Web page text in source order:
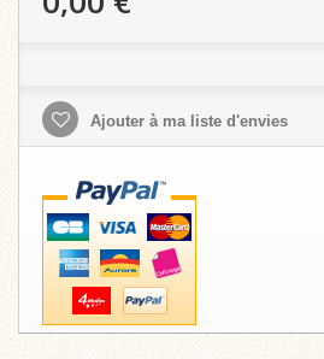
Ajouter à ma liste d'envies